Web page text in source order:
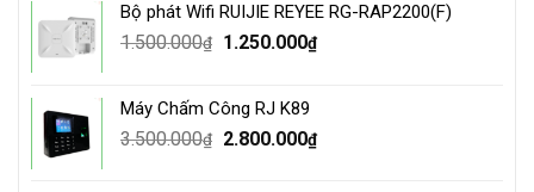
Bộ phát Wifi RUIJIE REYEE RG-RAP2200(F)
1.500.000₫
Original
1.500.000₫.
1.250.000₫Current
Máy Chấm Công RJ K89
3.500.000₫
Original
2.800.000₫Current